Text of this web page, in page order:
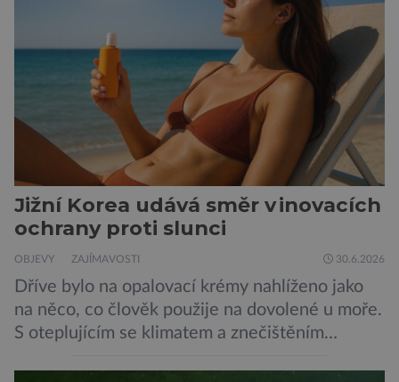
není nic nemožného ani v naší přírodě. Stačí […]
Jižní Korea udává směr v inovacích
ochrany proti slunci
OBJEVY ZAJÍMAVOSTI 30.6.2026
Dříve bylo na opalovací krémy nahlíženo jako
na něco, co člověk použije na dovolené u moře.
S oteplujícím se klimatem a znečištěním